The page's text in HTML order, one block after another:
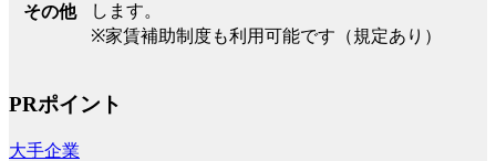
その他
します。
※家賃補助制度も利用可能です（規定あり）
PRポイント
大手企業